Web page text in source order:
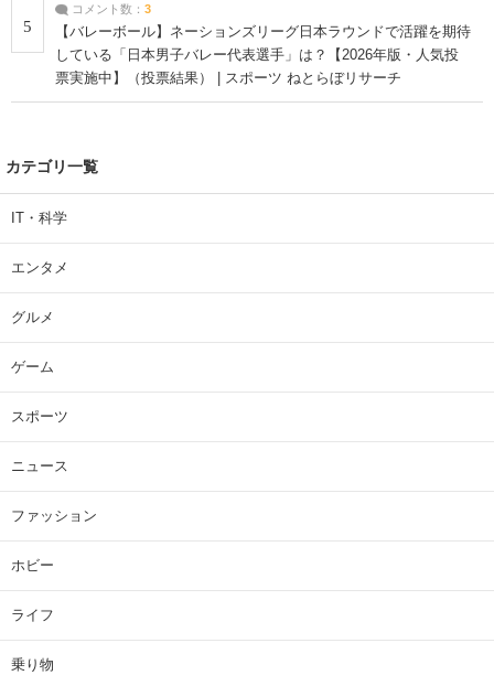
5
コメント数： 3
【バレーボール】ネーションズリーグ日本ラウンドで活躍を期待
している「日本男子バレー代表選手」は？【2026年版・人気投
票実施中】（投票結果） | スポーツ ねとらぼリサーチ
カテゴリ一覧
IT・科学
エンタメ
グルメ
ゲーム
スポーツ
ニュース
ファッション
ホビー
ライフ
乗り物